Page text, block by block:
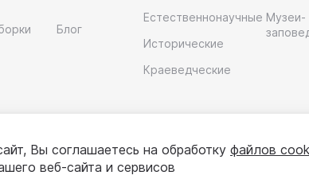
Блог
Естественнонаучные
Исторические
Краеведческие
Музеи-
Вы соглашаетесь на обработку файлов
веб-сайта и сервисов